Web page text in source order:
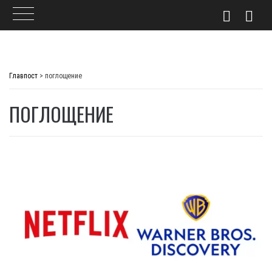
Главпост > поглощение
ПОГЛОЩЕНИЕ